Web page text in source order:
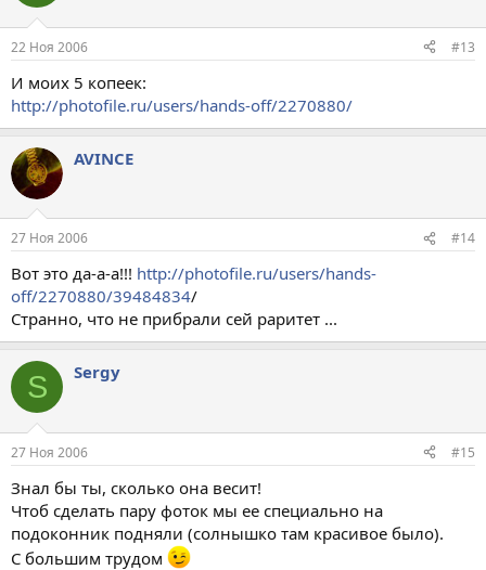
22 Ноя 2006 #13
И моих 5 копеек:
http://photofile.ru/users/hands-off/2270880/
AVINCE
27 Ноя 2006 #14
Вот это да-а-а!!! http://photofile.ru/users/hands-
off/2270880/39484834/
Странно, что не прибрали сей раритет ...
S Sergy
27 Ноя 2006 #15
Знал бы ты, сколько она весит!
Чтоб сделать пару фоток мы ее специально на
подоконник подняли (солнышко там красивое было).
С большим трудом